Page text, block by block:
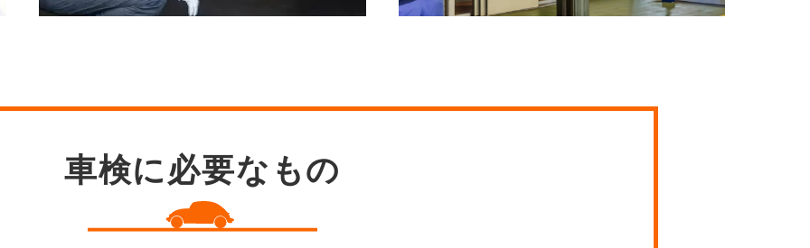
車検に必要なもの